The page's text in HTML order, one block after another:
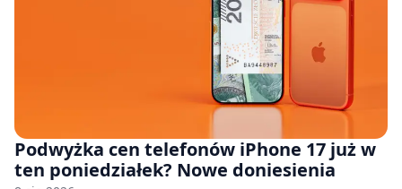
Podwyżka cen telefonów iPhone 17 już w
ten poniedziałek? Nowe doniesienia